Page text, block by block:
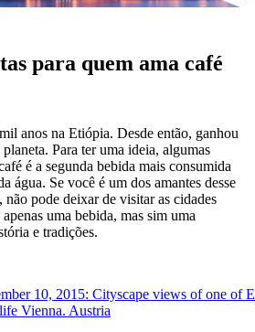
para quem ama café
anos na Etiópia. Desde então, ganhou
Para ter uma ideia, algumas
é a segunda bebida mais consumida
água. Se você é um dos amantes desse
pode deixar de visitar as cidades
uma bebida, mas sim uma
e tradições.